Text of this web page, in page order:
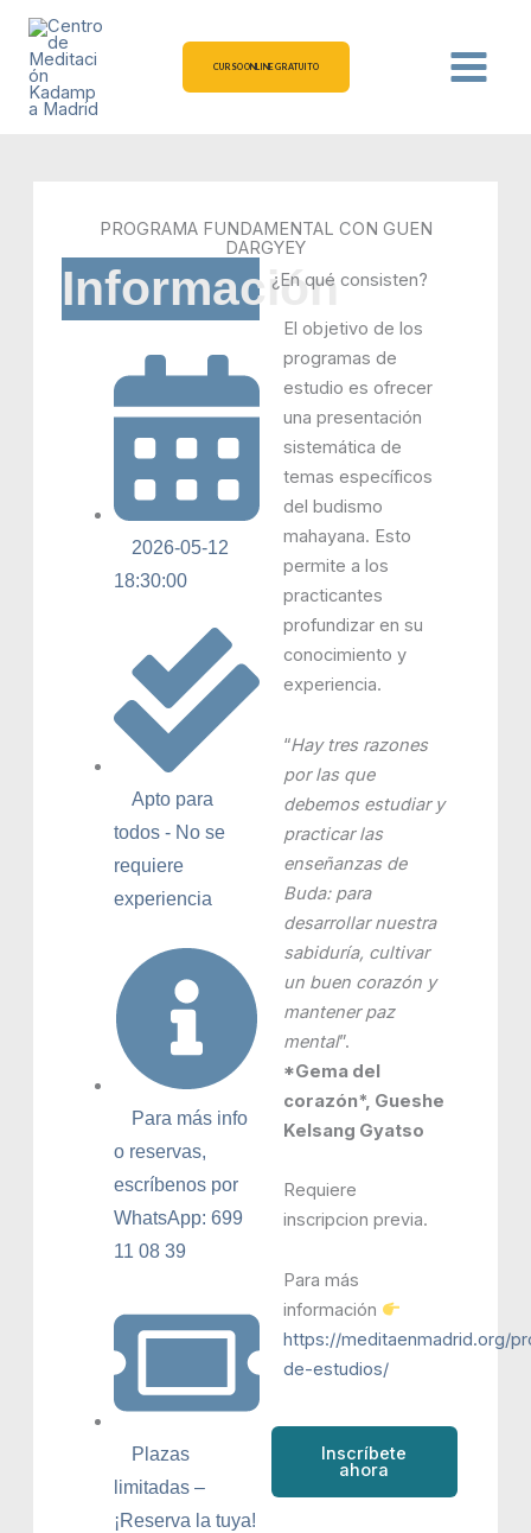
contenido
CURSO ONLINE GRATUITO
PROGRAMA FUNDAMENTAL CON GUEN
DARGYEY
Información
2026-05-12
18:30:00
Apto para
todos - No se
requiere
experiencia
Para más info
o reservas,
escríbenos por
WhatsApp: 699
11 08 39
Plazas
limitadas –
¡Reserva la tuya!
¿En qué consisten?
El objetivo de los
programas de
estudio es ofrecer
una presentación
sistemática de
temas específicos
del budismo
mahayana. Esto
permite a los
practicantes
profundizar en su
conocimiento y
experiencia.
“Hay tres razones
por las que
debemos estudiar y
practicar las
enseñanzas de
Buda: para
desarrollar nuestra
sabiduría, cultivar
un buen corazón y
mantener paz
mental”.
*Gema del
corazón*, Gueshe
Kelsang Gyatso
Requiere
inscripcion previa.
Para más
información
https://meditaenmadrid.org/
de-estudios/
Inscríbete
ahora